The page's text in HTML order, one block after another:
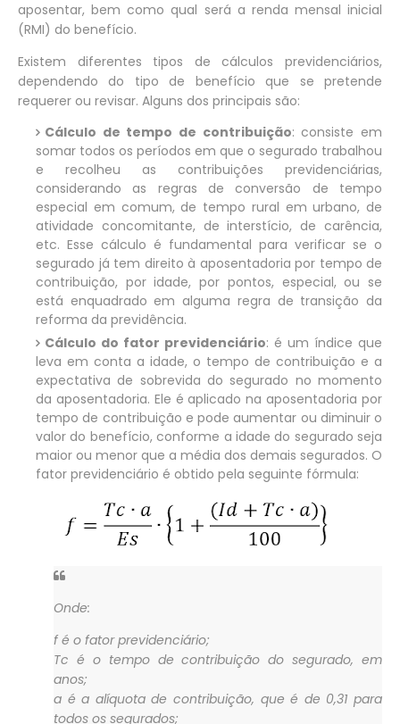
aposentar, bem como qual será a renda mensal inicial
(RMI) do benefício.
Existem diferentes tipos de cálculos previdenciários,
dependendo do tipo de benefício que se pretende
requerer ou revisar. Alguns dos principais são:
Cálculo de tempo de contribuição: consiste em
somar todos os períodos em que o segurado trabalhou
e recolheu as contribuições previdenciárias,
considerando as regras de conversão de tempo
especial em comum, de tempo rural em urbano, de
atividade concomitante, de interstício, de carência,
etc. Esse cálculo é fundamental para verificar se o
segurado já tem direito à aposentadoria por tempo de
contribuição, por idade, por pontos, especial, ou se
está enquadrado em alguma regra de transição da
reforma da previdência.
Cálculo do fator previdenciário: é um índice que
leva em conta a idade, o tempo de contribuição e a
expectativa de sobrevida do segurado no momento
da aposentadoria. Ele é aplicado na aposentadoria por
tempo de contribuição e pode aumentar ou diminuir o
valor do benefício, conforme a idade do segurado seja
maior ou menor que a média dos demais segurados. O
fator previdenciário é obtido pela seguinte fórmula:
Onde:
f é o fator previdenciário;
Tc é o tempo de contribuição do segurado, em
anos;
a é a alíquota de contribuição, que é de 0,31 para
todos os segurados;